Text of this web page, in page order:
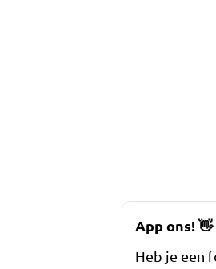
App ons!👋
Heb je een